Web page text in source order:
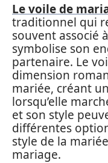
Le voile de
traditionnel qui
souvent associé
symbolise son
partenaire. Le
dimension
mariée, créant
lorsqu’elle
et son style
différentes
style de la
mariage.